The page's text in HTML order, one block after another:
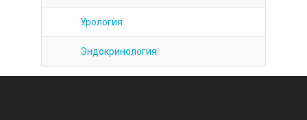
Эндокринология